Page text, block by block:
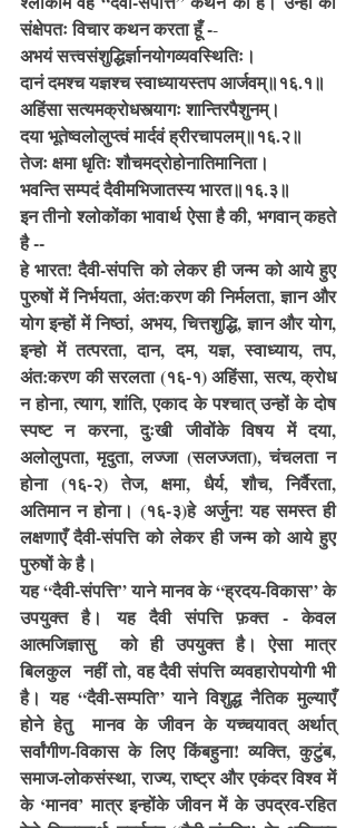
संक्षेपतः विचार कथन करता हूँ --
अभयं सत्त्वसंशुद्धिर्ज्ञानयोगव्यवस्थितिः।
दानं दमश्च यज्ञश्च स्वाध्यायस्तप आर्जवम्‌॥१६.१॥
अहिंसा सत्यमक्रोधस्त्यागः शान्तिरपैशुनम्‌।
दया भूतेष्वलोलुप्त्वं मार्दवं ह्रीरचापलम्‌॥१६.२॥
तेजः क्षमा धृतिः शौचमद्रोहोनातिमानिता।
भवन्ति सम्पदं दैवीमभिजातस्य भारत॥१६.३॥
इन तीनो श्लोकोंका भावार्थ ऐसा है की, भगवान् कहते
है --
हे भारत! दैवी-संपत्ति को लेकर ही जन्म को आये हुए
पुरुषों में निर्भयता, अंत:करण की निर्मलता, ज्ञान और
योग इन्हों में निष्ठां, अभय, चित्तशुद्धि, ज्ञान और योग,
इन्हो में तत्परता, दान, दम, यज्ञ, स्वाध्याय, तप,
अंत:करण की सरलता (१६-१) अहिंसा, सत्य, क्रोध
न होना, त्याग, शांति, एकाद के पश्चात् उन्हों के दोष
स्पष्ट न करना, दुःखी जीवोंके विषय में दया,
अलोलुपता, मृदुता, लज्जा (सलज्जता), चंचलता न
होना (१६-२) तेज, क्षमा, धैर्य, शौच, निर्वैरता,
अतिमान न होना। (१६-३)हे अर्जुन! यह समस्त ही
लक्षणाएँ दैवी-संपत्ति को लेकर ही जन्म को आये हुए
पुरुषों के है।
यह “दैवी-संपत्ति” याने मानव के “ह्रदय-विकास” के
उपयुक्त है। यह दैवी संपत्ति फ़क्त - केवल
आत्मजिज्ञासु  को ही उपयुक्त है। ऐसा मात्र
बिलकुल  नहीं तो, वह दैवी संपत्ति व्यवहारोपयोगी भी
है। यह “दैवी-सम्पति” याने विशुद्ध नैतिक मुल्याएँ
होने हेतु  मानव के जीवन के यच्चयावत् अर्थात्
सर्वांगीण-विकास के लिए किंबहुना! व्यक्ति, कुटुंब,
समाज-लोकसंस्था, राज्य, राष्ट्र और एकंदर विश्व में
के ‘मानव’ मात्र इन्होंके जीवन में के उपद्रव-रहित